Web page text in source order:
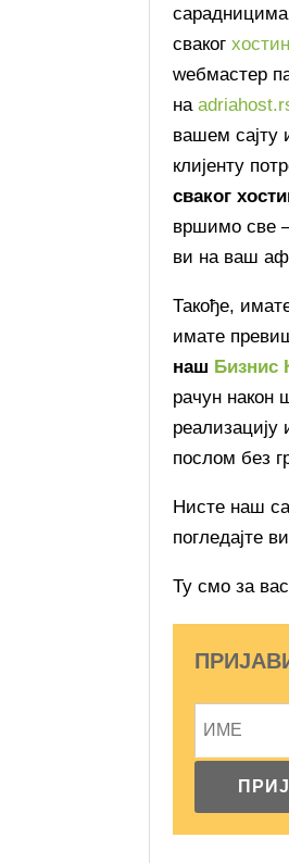
сваког
wебмастер
на
вашем сајту
клијенту
сваког
вршимо све
ви на ваш
Такође,
имате
наш Бизнис
рачун након
реализацију
послом без
Нисте наш
погледајте
Ту смо за